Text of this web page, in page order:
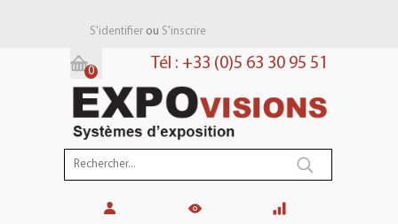
S'identifierou S'inscrire
Tél : +33 (0)5 63 30 95 51
Panier:
0